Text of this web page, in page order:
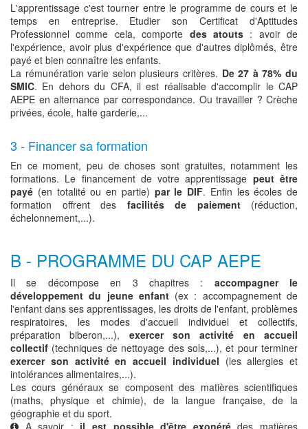
L'apprentissage c'est tourner entre le programme de cours et le
temps en entreprise. Etudier son Certificat d'Aptitudes
Professionnel comme cela, comporte des atouts: avoir de
l'expérience, avoir plus d'expérience que d'autres diplômés, être
payé et bien connaître les enfants.
La rémunération varie selon plusieurs critères. De 27 à 78% du
SMIC. En dehors du CFA, il est réalisable d'accomplir le CAP
AEPE en alternance par correspondance. Ou travailler ? Crèche
privées, école, halte garderie,...
3 - Financer sa formation
En ce moment, peu de choses sont gratuites, notamment les
formations. Le financement de votre apprentissage peut être
payé (en totalité ou en partie) par le DIF. Enfin les écoles de
formation offrent des facilités de paiement(réduction,
échelonnement,...).
B - PROGRAMME DU CAP AEPE
Il se décompose en 3 chapitres : accompagner le
développement du jeune enfant(ex : accompagnement de
l'enfant dans ses apprentissages, les droits de l'enfant, problèmes
respiratoires, les modes d'accueil individuel et collectifs,
préparation biberon,...), exercer son activité en accueil
collectif (techniques de nettoyage des sols,...), et pour terminer
exercer son activité en accueil individuel (les allergies et
intolérances alimentaires,...).
Les cours généraux se composent des matières scientifiques
(maths, physique et chimie), de la langue française, de la
géographie et du sport.